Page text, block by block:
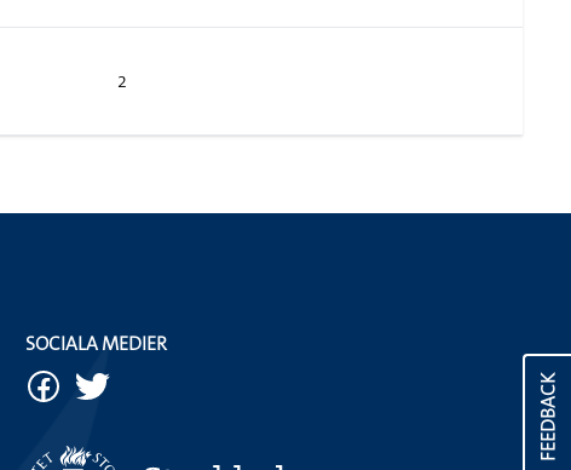
2
FEEDBACK
SOCIALA MEDIER